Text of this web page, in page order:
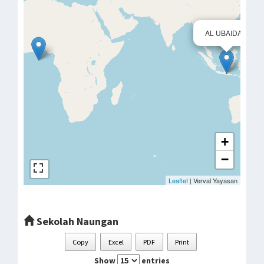
AL UBAIDAH
+
−
Leaflet | Verval Yayasan
Sekolah Naungan
Copy Excel PDF Print
Show entries